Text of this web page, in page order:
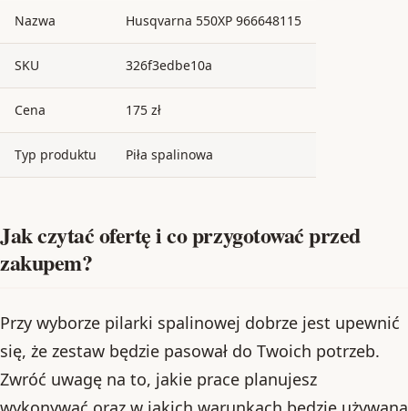
Nazwa Husqvarna 550XP 966648115
SKU 326f3edbe10a
Cena 175 zł
Typ produktu Piła spalinowa
Jak czytać ofertę i co przygotować przed
zakupem?
Przy wyborze pilarki spalinowej dobrze jest upewnić
się, że zestaw będzie pasował do Twoich potrzeb.
Zwróć uwagę na to, jakie prace planujesz